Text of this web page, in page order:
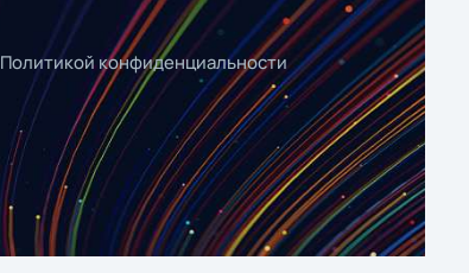
Политикой конфиденциальности